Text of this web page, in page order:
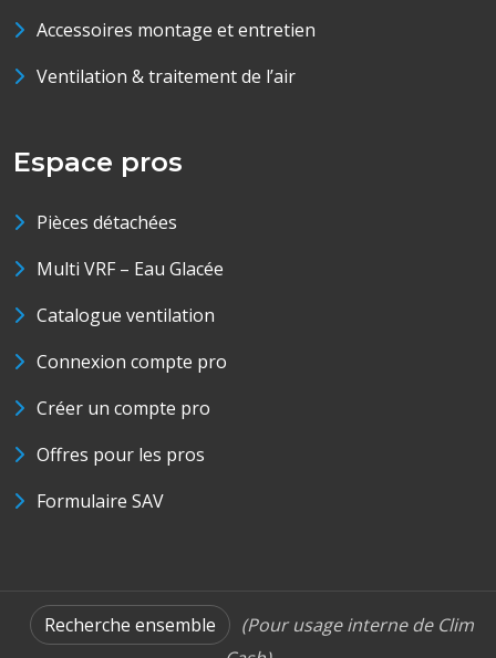
Accessoires montage et entretien
Ventilation & traitement de l’air
Espace pros
Pièces détachées
Multi VRF – Eau Glacée
Catalogue ventilation
Connexion compte pro
Créer un compte pro
Offres pour les pros
Formulaire SAV
Recherche ensemble
(Pour usage interne de Clim